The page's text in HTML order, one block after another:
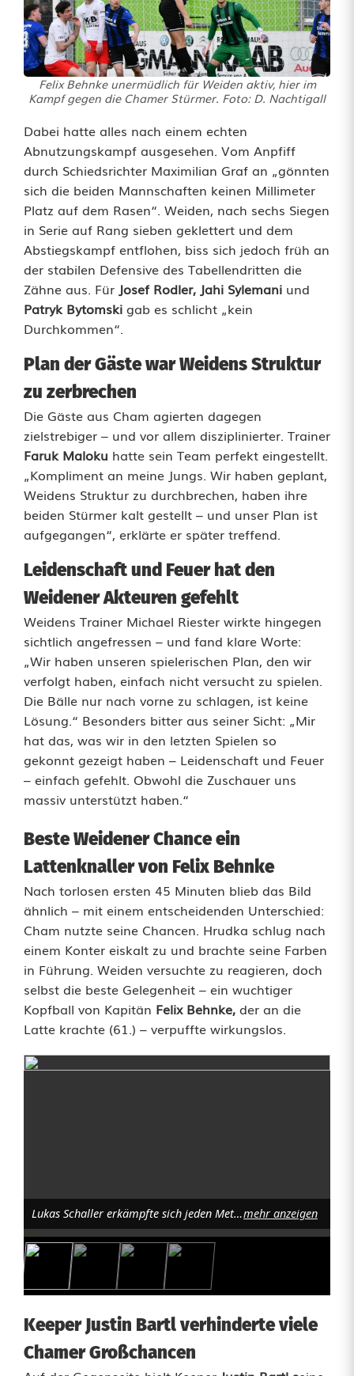
r
n
l
g
a
N
o
r
d
:
A
S
V
C
h
a
m
s
t
o
p
p
t
W
e
i
e
n
s
S
i
e
g
e
e
Felix Behnke unermüdlich für Weiden aktiv, hier im
Kampf gegen die Chamer Stürmer. Foto: D. Nachtigall
Dabei hatte alles nach einem echten
Abnutzungskampf ausgesehen. Vom Anpfiff
durch Schiedsrichter Maximilian Graf an „gönnten
sich die beiden Mannschaften keinen Millimeter
Platz auf dem Rasen“. Weiden, nach sechs Siegen
in Serie auf Rang sieben geklettert und dem
Abstiegskampf entflohen, biss sich jedoch früh an
der stabilen Defensive des Tabellendritten die
Zähne aus. Für Josef Rodler, Jahi Sylemani und
Patryk Bytomski gab es schlicht „kein
Durchkommen“.
Plan der Gäste war Weidens Struktur
zu zerbrechen
Die Gäste aus Cham agierten dagegen
zielstrebiger – und vor allem disziplinierter. Trainer
Faruk Maloku hatte sein Team perfekt eingestellt.
„Kompliment an meine Jungs. Wir haben geplant,
Weidens Struktur zu durchbrechen, haben ihre
beiden Stürmer kalt gestellt – und unser Plan ist
aufgegangen“, erklärte er später treffend.
Leidenschaft und Feuer hat den
Weidener Akteuren gefehlt
Weidens Trainer Michael Riester wirkte hingegen
sichtlich angefressen – und fand klare Worte:
„Wir haben unseren spielerischen Plan, den wir
verfolgt haben, einfach nicht versucht zu spielen.
Die Bälle nur nach vorne zu schlagen, ist keine
Lösung.“ Besonders bitter aus seiner Sicht: „Mir
hat das, was wir in den letzten Spielen so
gekonnt gezeigt haben – Leidenschaft und Feuer
– einfach gefehlt. Obwohl die Zuschauer uns
massiv unterstützt haben.“
Beste Weidener Chance ein
Lattenknaller von Felix Behnke
Nach torlosen ersten 45 Minuten blieb das Bild
ähnlich – mit einem entscheidenden Unterschied:
Cham nutzte seine Chancen. Hrudka schlug nach
einem Konter eiskalt zu und brachte seine Farben
in Führung. Weiden versuchte zu reagieren, doch
selbst die beste Gelegenheit – ein wuchtiger
Kopfball von Kapitän Felix Behnke, der an die
Latte krachte (61.) – verpuffte wirkungslos.
Lukas Schaller erkämpfte sich jeden Meter. Foto: D. Nachtigallmehr anzeigen
Keeper Justin Bartl verhinderte viele
Chamer Großchancen